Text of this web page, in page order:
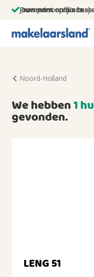
Jouw persoonlijke
Duizenden euro's
Prominent op funda
Noord-Holland
We hebben1
gevonden.
LENG 51